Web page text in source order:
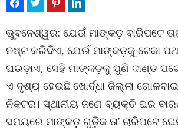
ଭୁବନେଶ୍ୱର: ଯେଉଁ ମାଙ୍କଡ଼ ବାରିପଟେ
ନଷ୍ଟ କରିଦିଏ, ଯେଉଁ ମାଙ୍କଡ଼କୁ ଟେକା
ଘଉଡ଼ାଏ, ସେହି ମାଙ୍କଡ଼କୁ ପୁଣି ଦାଣ୍ଡ
ଏ ଦୃଶ୍ୟ ହେଉଛି ଖୋର୍ଦ୍ଧା ଜିଲ୍ଲା
ନିକଟର। ସ୍ଥାନୀୟ ଜଣେ ବ୍ୟକ୍ତି ଘର
ସମୟରେ ମାଙ୍କଡ଼ ଗୁଡ଼ିକ ତା’ ଚାରିପଟେ